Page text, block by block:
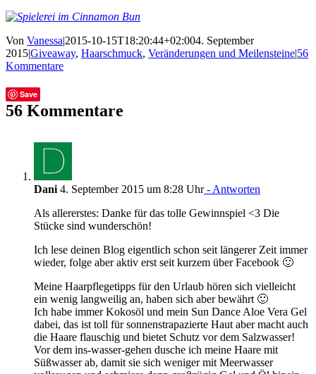
Von Vanessa|2015-10-15T18:20:44+02:004. September
2015|Giveaway, Haarschmuck, Veränderungen und Meilensteine|56
Kommentare
Facebook
Twitter
Tumblr
Save E-
Mail
56 Kommentare
Dani4. September 2015 um 8:28 Uhr- Antworten
Als allererstes: Danke für das tolle Gewinnspiel <3 Die
Stücke sind wunderschön!
Ich lese deinen Blog eigentlich schon seit längerer Zeit immer
wieder, folge aber aktiv erst seit kurzem über Facebook 🙂
Meine Haarpflegetipps für den Urlaub hören sich vielleicht
ein wenig langweilig an, haben sich aber bewährt 🙂
Ich habe immer Kokosöl und mein Sun Dance Aloe Vera Gel
dabei, das ist toll für sonnenstrapazierte Haut aber macht auch
die Haare flauschig und bietet Schutz vor dem Salzwasser!
Vor dem ins-wasser-gehen dusche ich meine Haare mit
Süßwasser ab, damit sie sich weniger mit Meerwasser